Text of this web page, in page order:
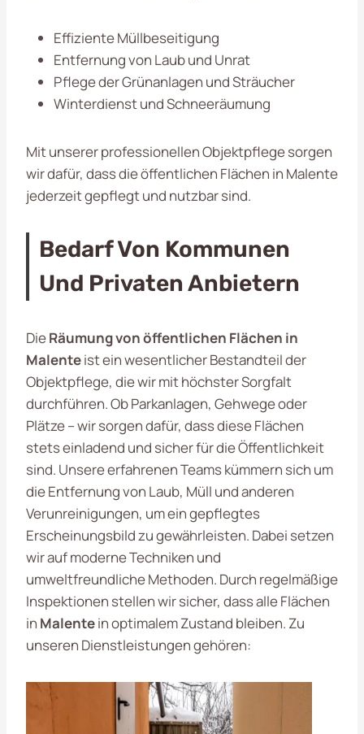
Effiziente Müllbeseitigung
Entfernung von Laub und Unrat
Pflege der Grünanlagen und Sträucher
Winterdienst und Schneeräumung
Mit unserer professionellen Objektpflege sorgen
wir dafür, dass die öffentlichen Flächen in Malente
jederzeit gepflegt und nutzbar sind.
Bedarf Von Kommunen
Und Privaten Anbietern
DieRäumung von öffentlichen Flächen in
Malenteist ein wesentlicher Bestandteil der
Objektpflege, die wir mit höchster Sorgfalt
durchführen. Ob Parkanlagen, Gehwege oder
Plätze – wir sorgen dafür, dass diese Flächen
stets einladend und sicher für die Öffentlichkeit
sind. Unsere erfahrenen Teams kümmern sich um
die Entfernung von Laub, Müll und anderen
Verunreinigungen, um ein gepflegtes
Erscheinungsbild zu gewährleisten. Dabei setzen
wir auf moderne Techniken und
umweltfreundliche Methoden. Durch regelmäßige
Inspektionen stellen wir sicher, dass alle Flächen
in Malentein optimalem Zustand bleiben. Zu
unseren Dienstleistungen gehören: